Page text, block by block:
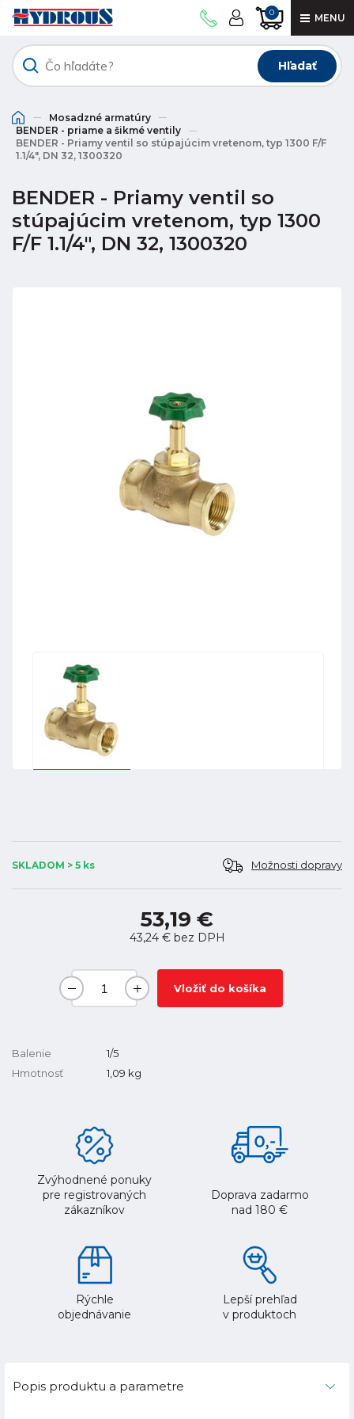
0 MENU
Hľadať
Mosadzné armatúry
BENDER - priame a šikmé ventily
BENDER - Priamy ventil so stúpajúcim vretenom, typ 1300 F/F
1.1/4", DN 32, 1300320
BENDER - Priamy ventil so
stúpajúcim vretenom, typ 1300
F/F 1.1/4", DN 32, 1300320
SKLADOM > 5 ks Možnosti dopravy
53,19 €
43,24 €bez DPH
Vložiť do košíka
Balenie
1/5
Hmotnosť
1,09 kg
Zvýhodnené ponuky
pre registrovaných
zákazníkov
Doprava zadarmo
nad 180 €
Rýchle
objednávanie
Lepší prehľad
v produktoch
Popis produktu a parametre